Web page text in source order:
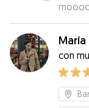
gos,
va
tota la
María
con